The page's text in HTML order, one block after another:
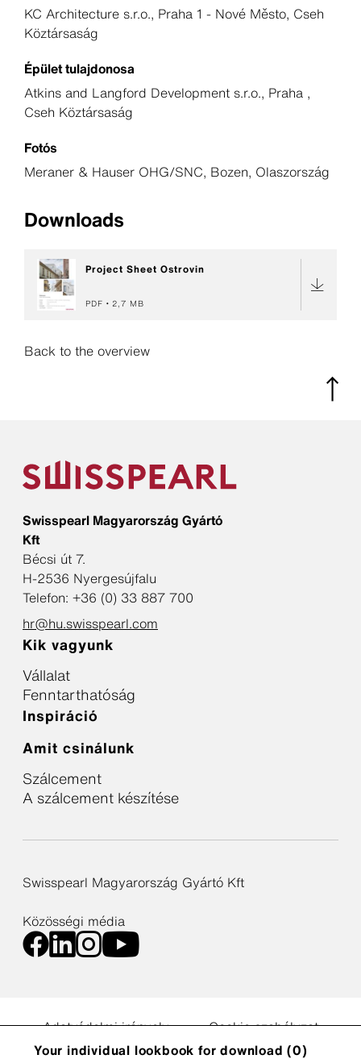
KC Architecture s.r.o., Praha 1 - Nové Město, Cseh
Köztársaság
Épület tulajdonosa
Atkins and Langford Development s.r.o., Praha ,
Cseh Köztársaság
Fotós
Meraner & Hauser OHG/SNC, Bozen, Olaszország
Downloads
Project Sheet Ostrovin
PDF 2,7 MB
Back to the overview
Your individual lookbook for download (0)
Swisspearl Magyarország Gyártó
Kft
Bécsi út 7.
H-2536 Nyergesújfalu
Telefon: +36 (0) 33 887 700
hr@hu.swisspearl.com
Kik vagyunk
Vállalat
Fenntarthatóság
Inspiráció
Amit csinálunk
Szálcement
A szálcement készítése
Swisspearl Magyarország Gyártó Kft
Közösségi média
Adatvédelmi irányelv
Cookie szabályzat
Cookie settings